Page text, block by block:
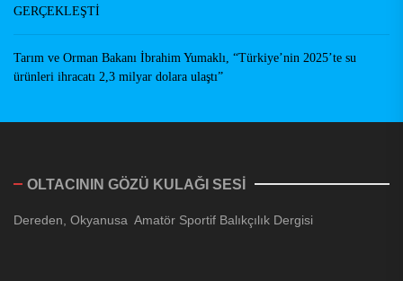
GERÇEKLEŞTİ
Tarım ve Orman Bakanı İbrahim Yumaklı, “Türkiye’nin 2025’te su
ürünleri ihracatı 2,3 milyar dolara ulaştı”
OLTACININ GÖZÜ KULAĞI SESİ
Dereden, Okyanusa Amatör Sportif Balıkçılık Dergisi